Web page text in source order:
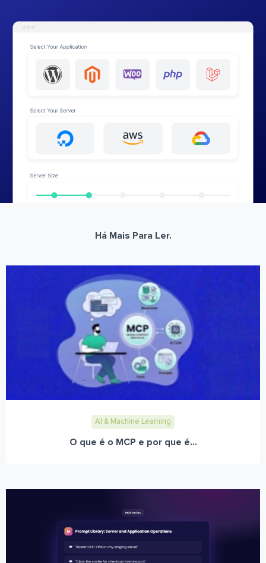
Há Mais Para Ler.
AI & Machine Learning
O que é o MCP e por que é...